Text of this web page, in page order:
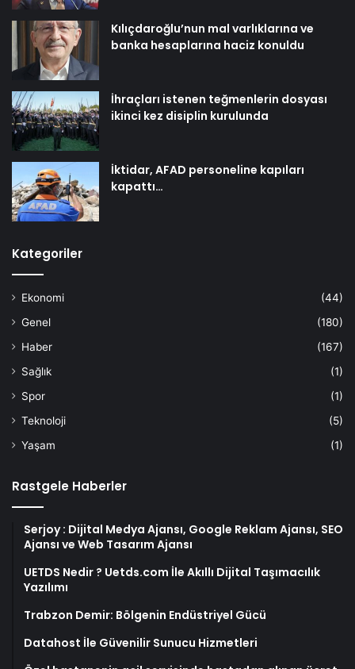
Kılıçdaroğlu’nun mal varlıklarına ve
banka hesaplarına haciz konuldu
İhraçları istenen teğmenlerin dosyası
ikinci kez disiplin kurulunda
İktidar, AFAD personeline kapıları
kapattı…
Kategoriler
Ekonomi
(44)
Genel
(180)
Haber
(167)
Sağlık
(1)
Spor
(1)
Teknoloji
(5)
Yaşam
(1)
Rastgele Haberler
Serjoy : Dijital Medya Ajansı, Google Reklam Ajansı, SEO
Ajansı ve Web Tasarım Ajansı
UETDS Nedir ? Uetds.com İle Akıllı Dijital Taşımacılık
Yazılımı
Trabzon Demir: Bölgenin Endüstriyel Gücü
Datahost İle Güvenilir Sunucu Hizmetleri